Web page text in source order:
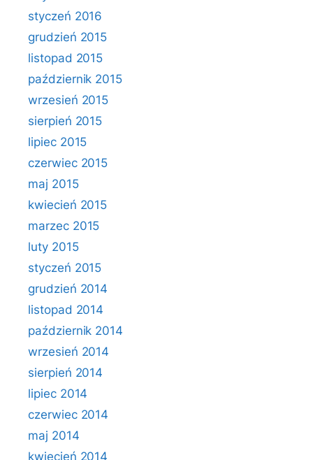
styczeń 2016
grudzień 2015
listopad 2015
październik 2015
wrzesień 2015
sierpień 2015
lipiec 2015
czerwiec 2015
maj 2015
kwiecień 2015
marzec 2015
luty 2015
styczeń 2015
grudzień 2014
listopad 2014
październik 2014
wrzesień 2014
sierpień 2014
lipiec 2014
czerwiec 2014
maj 2014
kwiecień 2014